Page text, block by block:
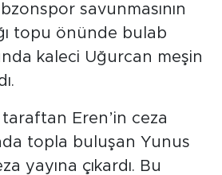
savunmasının
topu önünde bulab
kaleci Uğurcan meşin
Eren’in ceza
topla buluşan Yunus
yayına çıkardı. Bu